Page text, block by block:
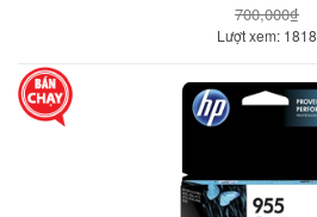
700,000₫
Lượt xem: 1818